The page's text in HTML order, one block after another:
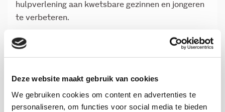
Deze website maakt gebruik van cookies
We gebruiken cookies om content en advertenties te
personaliseren, om functies voor social media te bieden
hulpverlening aan kwetsbare gezinnen en jongeren
te verbeteren.
Loyaal
binnen families of gezinnen is de omvangrijkste
vorm van geweld in de samenleving. Jaarlijks
hebben naar schatting tussen de 200.000 en